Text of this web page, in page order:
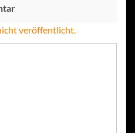
veröffentlicht.